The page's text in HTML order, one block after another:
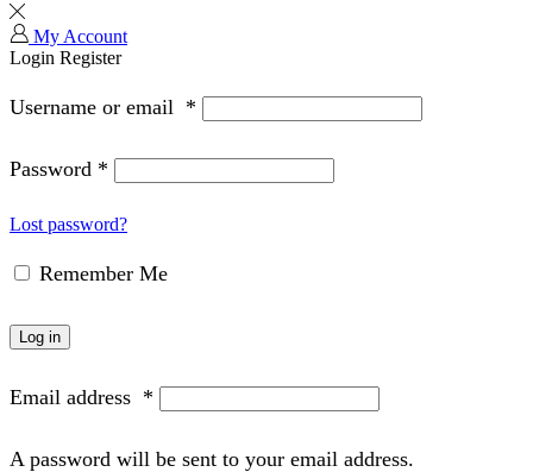
My Account
Login Register
Username or email *
Password *
Lost password?
Remember Me
Log in
Email address *
A password will be sent to your email address.